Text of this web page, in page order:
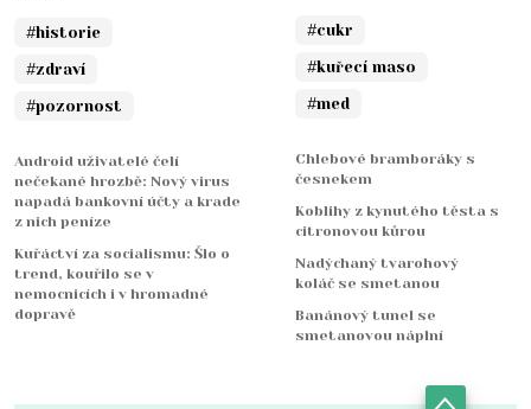
#historie
#zdraví
#pozornost
Android uživatelé čelí
nečekané hrozbě: Nový virus
napadá bankovní účty a krade
z nich peníze
Kuřáctví za socialismu: Šlo o
trend, kouřilo se v
nemocnicích i v hromadné
dopravě
#cukr
#kuřecí maso
#med
Chlebové bramboráky s
česnekem
Koblihy z kynutého těsta s
citronovou kůrou
Nadýchaný tvarohový
koláč se smetanou
Banánový tunel se
smetanovou náplní